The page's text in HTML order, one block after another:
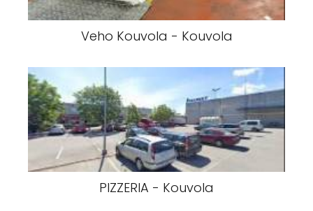
Veho Kouvola - Kouvola
PIZZERIA - Kouvola